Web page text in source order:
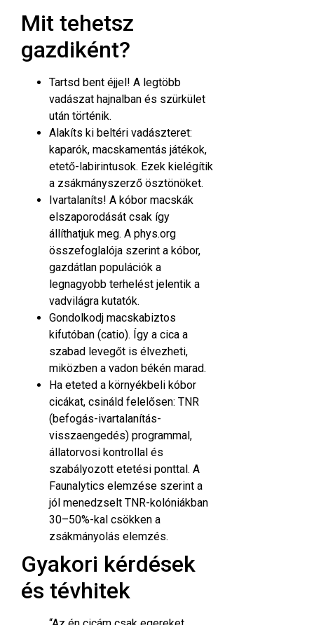
Mit tehetsz
gazdiként?
Tartsd bent éjjel! A legtöbb
vadászat hajnalban és szürkület
után történik.
Alakíts ki beltéri vadászteret:
kaparók, macskamentás játékok,
etető-labirintusok. Ezek kielégítik
a zsákmányszerző ösztönöket.
Ivartalaníts! A kóbor macskák
elszaporodását csak így
állíthatjuk meg. A phys.org
összefoglalója szerint a kóbor,
gazdátlan populációk a
legnagyobb terhelést jelentik a
vadvilágra kutatók.
Gondolkodj macskabiztos
kifutóban (catio). Így a cica a
szabad levegőt is élvezheti,
miközben a vadon békén marad.
Ha eteted a környékbeli kóbor
cicákat, csináld felelősen: TNR
(befogás-ivartalanítás-
visszaengedés) programmal,
állatorvosi kontrollal és
szabályozott etetési ponttal. A
Faunalytics elemzése szerint a
jól menedzselt TNR-kolóniákban
30–50%-kal csökken a
zsákmányolás elemzés.
Gyakori kérdések
és tévhitek